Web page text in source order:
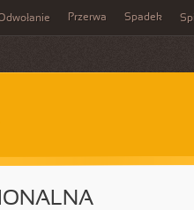
Przerwa Spadek